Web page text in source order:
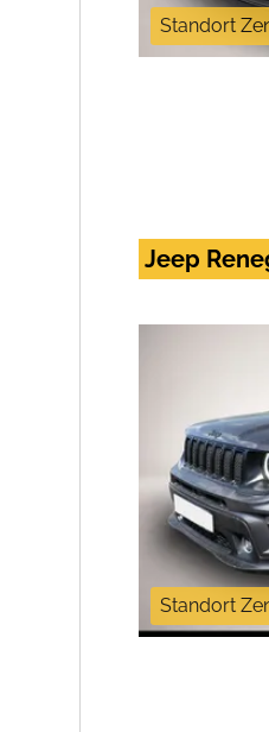
Standort
Jeep
Standort